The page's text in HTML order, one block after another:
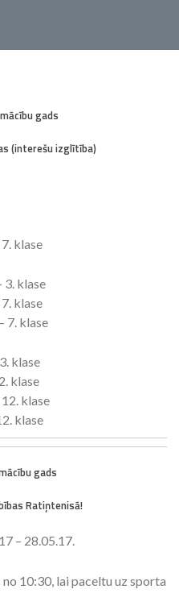
gads
(interešu izglītība)
klase
3. klase
klase
7. klase
klase
klase
klase
klase
gads
Ratiņtenisā!
– 28.05.17.
no 10:30, lai paceltu uz sporta